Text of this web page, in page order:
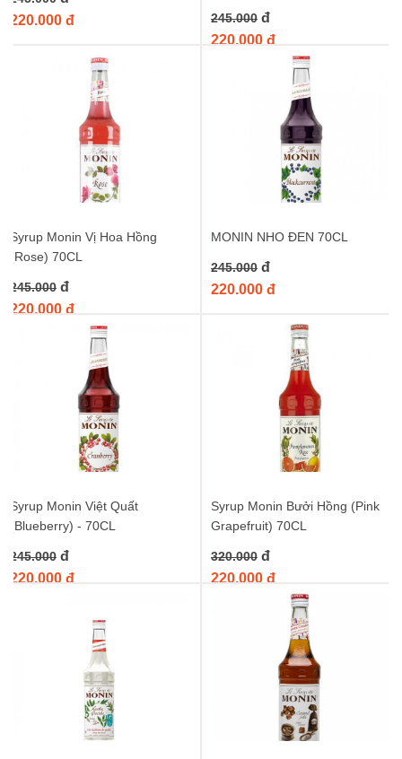
220.000 đ
245.000 đ
220.000 đ
Syrup Monin Vị Hoa Hồng
(Rose) 70CL
245.000 đ
220.000 đ
MONIN NHO ĐEN 70CL
245.000 đ
220.000 đ
Syrup Monin Việt Quất
(Blueberry) - 70CL
245.000 đ
220.000 đ
Syrup Monin Bưởi Hồng (Pink
Grapefruit) 70CL
320.000 đ
220.000 đ